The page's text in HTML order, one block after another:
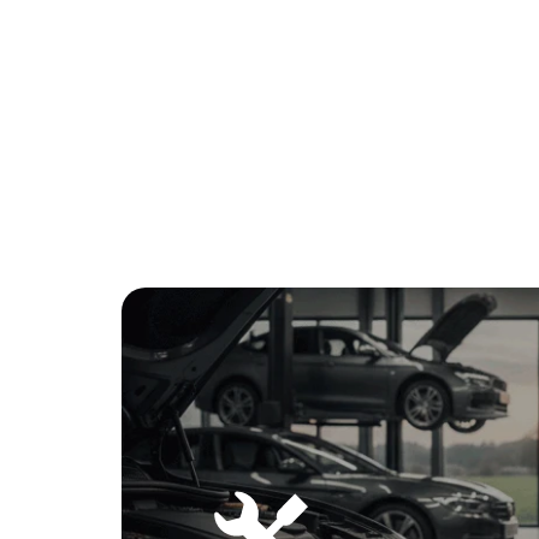
Velocimetro Em Km/H
Teleservices
Kit Reparaçao De Pneus
Frisos Exteriores Bmw Individual Shadow Line
Assistente De Conduçao
Personal Esim